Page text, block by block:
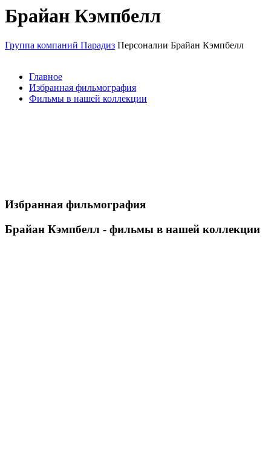
Брайан Кэмпбелл
Группа компаний Парадиз Персоналии Брайан Кэмпбелл
Главное
Избранная фильмография
Фильмы в нашей коллекции
Избранная фильмография
Брайан Кэмпбелл - фильмы в нашей коллекции